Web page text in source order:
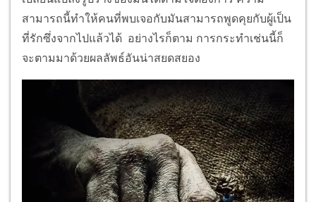
สามารถนี้ทำให้คนที่พบเจอกับมันสามารถพูดคุยกับผู้เป็น
ที่รักซึ่งจากไปแล้วได้ อย่างไรก็ตาม การกระทำเช่นนี้ก็
จะตามมาด้วยผลลัพธ์อันน่าสยดสยอง